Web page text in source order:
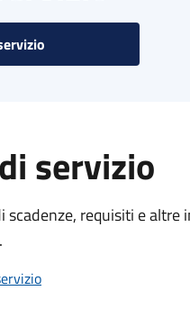
servizio
scadenze, requisiti e